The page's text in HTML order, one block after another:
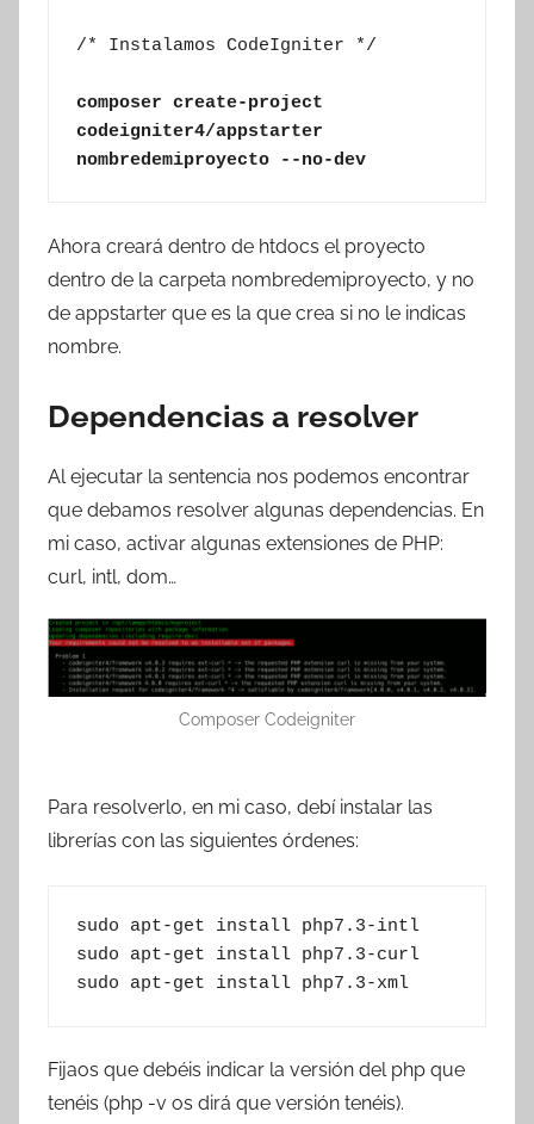
/* Instalamos CodeIgniter */
composer create-project
codeigniter4/appstarter
nombredemiproyecto --no-dev
Ahora creará dentro de htdocs el proyecto
dentro de la carpeta nombredemiproyecto, y no
de appstarter que es la que crea si no le indicas
nombre.
Dependencias a resolver
Al ejecutar la sentencia nos podemos encontrar
que debamos resolver algunas dependencias. En
mi caso, activar algunas extensiones de PHP:
curl, intl, dom…
Composer Codeigniter
Para resolverlo, en mi caso, debí instalar las
librerías con las siguientes órdenes:
sudo apt-get install php7.3-intl
sudo apt-get install php7.3-curl
sudo apt-get install php7.3-xml
Fijaos que debéis indicar la versión del php que
tenéis (php -v os dirá que versión tenéis).